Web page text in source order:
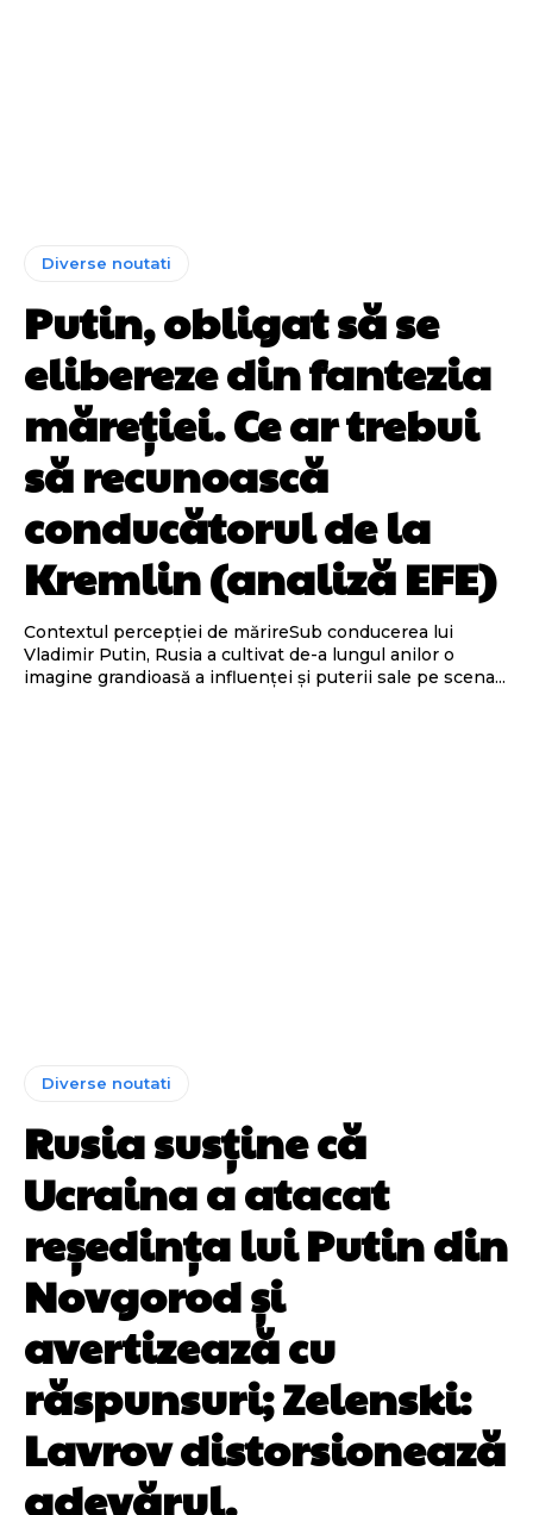
Diverse noutati
Putin, obligat să se
elibereze din fantezia
măreției. Ce ar trebui
să recunoască
conducătorul de la
Kremlin (analiză EFE)
Contextul percepției de mărireSub conducerea lui
Vladimir Putin, Rusia a cultivat de-a lungul anilor o
imagine grandioasă a influenței și puterii sale pe scena...
Diverse noutati
Rusia susține că
Ucraina a atacat
reședința lui Putin din
Novgorod și
avertizează cu
răspunsuri; Zelenski:
Lavrov distorsionează
adevărul.